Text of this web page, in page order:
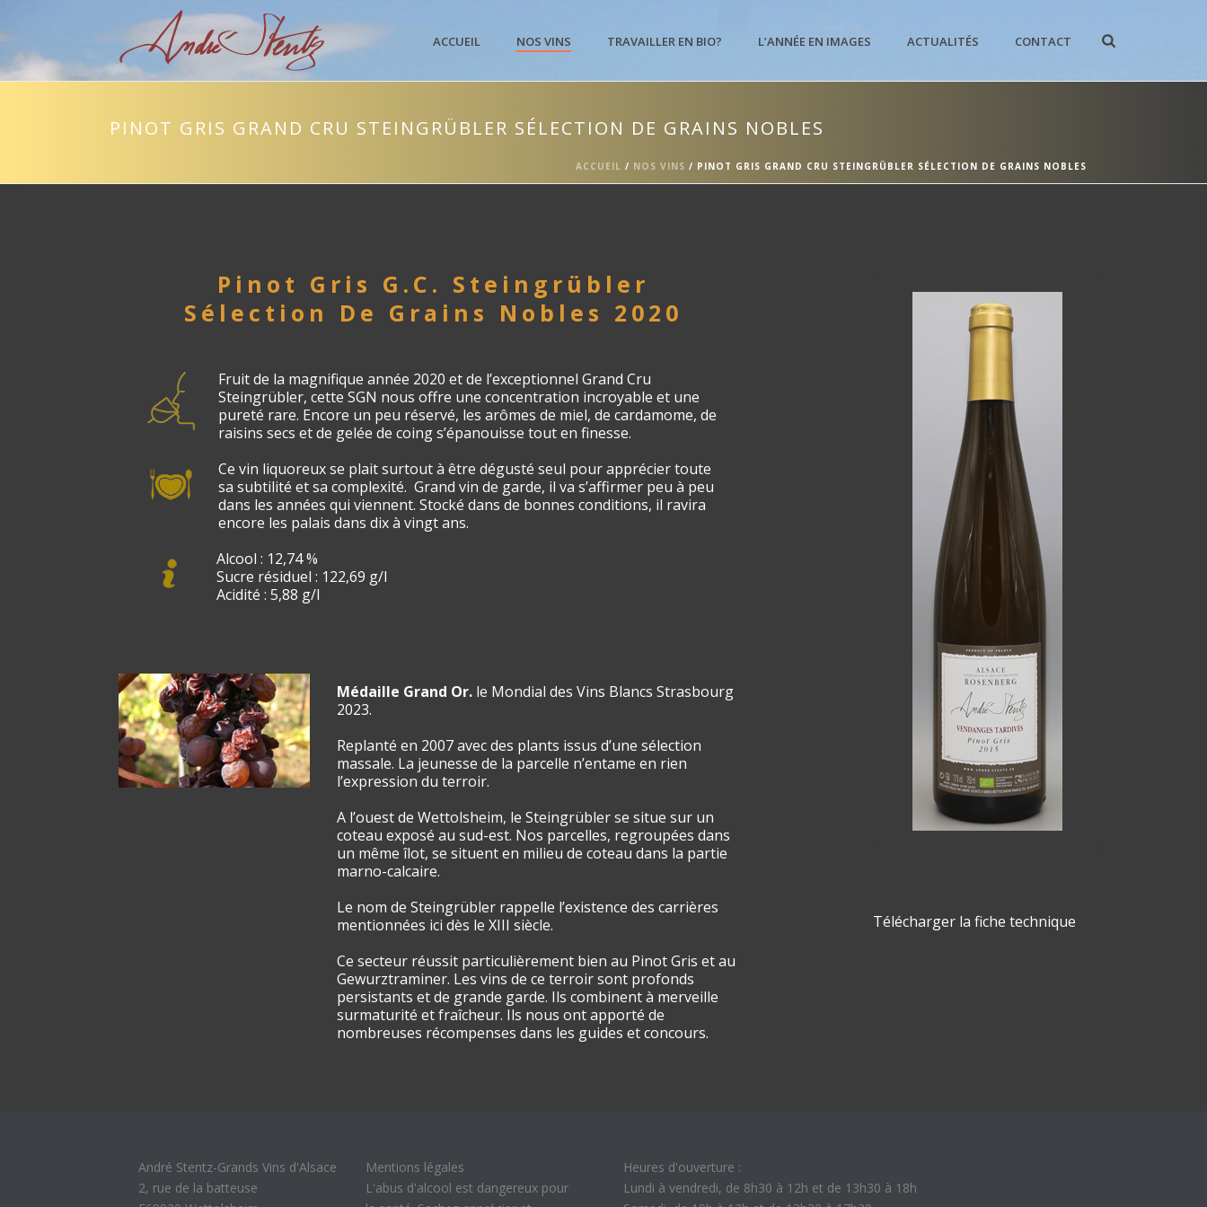
ACCUEIL NOS VINS TRAVAILLER EN BIO? L’ANNÉE EN IMAGES ACTUALITÉS CONTACT
PINOT GRIS GRAND CRU STEINGRÜBLER SÉLECTION DE GRAINS NOBLES
ACCUEIL / NOS VINS / PINOT GRIS GRAND CRU STEINGRÜBLER SÉLECTION DE GRAINS NOBLES
Pinot Gris G.C. Steingrübler
Sélection De Grains Nobles 2020
Fruit de la magnifique année 2020 et de l’exceptionnel Grand Cru
Steingrübler, cette SGN nous offre une concentration incroyable et une
pureté rare. Encore un peu réservé, les arômes de miel, de cardamome, de
raisins secs et de gelée de coing s’épanouisse tout en finesse.
Ce vin liquoreux se plait surtout à être dégusté seul pour apprécier toute
sa subtilité et sa complexité. Grand vin de garde, il va s’affirmer peu à peu
dans les années qui viennent. Stocké dans de bonnes conditions, il ravira
encore les palais dans dix à vingt ans.
Alcool : 12,74 %
Sucre résiduel : 122,69 g/l
Acidité : 5,88 g/l
Médaille Grand Or. le Mondial des Vins Blancs Strasbourg
2023.
Replanté en 2007 avec des plants issus d’une sélection
massale. La jeunesse de la parcelle n’entame en rien
l’expression du terroir.
A l’ouest de Wettolsheim, le Steingrübler se situe sur un
coteau exposé au sud-est. Nos parcelles, regroupées dans
un même îlot, se situent en milieu de coteau dans la partie
marno-calcaire.
Le nom de Steingrübler rappelle l’existence des carrières
mentionnées ici dès le XIII siècle.
Ce secteur réussit particulièrement bien au Pinot Gris et au
Gewurztraminer. Les vins de ce terroir sont profonds
persistants et de grande garde. Ils combinent à merveille
surmaturité et fraîcheur. Ils nous ont apporté de
nombreuses récompenses dans les guides et concours.
Télécharger la fiche technique
André Stentz-Grands Vins d'Alsace
2, rue de la batteuse
Mentions légales
L'abus d'alcool est dangereux pour
Heures d'ouverture :
Lundi à vendredi, de 8h30 à 12h et de 13h30 à 18h